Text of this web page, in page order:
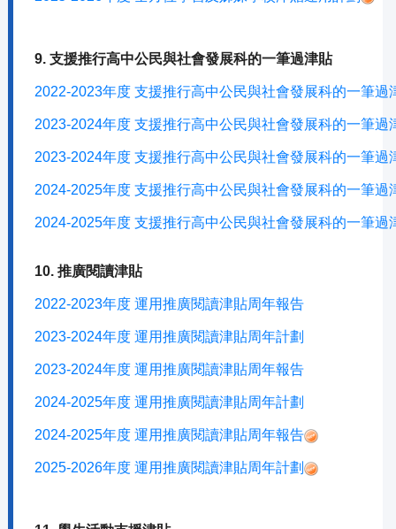
9. 支援推行高中公民與社會發展科的一筆過津貼
2022-2023年度 支援推行高中公民與社會發展科的一筆過
2023-2024年度 支援推行高中公民與社會發展科的一筆過
2023-2024年度 支援推行高中公民與社會發展科的一筆過
2024-2025年度 支援推行高中公民與社會發展科的一筆過
2024-2025年度 支援推行高中公民與社會發展科的一筆過
10. 推廣閱讀津貼
2022-2023年度 運用推廣閱讀津貼周年報告
2023-2024年度 運用推廣閱讀津貼周年計劃
2023-2024年度 運用推廣閱讀津貼周年報告
2024-2025年度 運用推廣閱讀津貼周年計劃
2024-2025年度 運用推廣閱讀津貼周年報告
2025-2026年度 運用推廣閱讀津貼周年計劃